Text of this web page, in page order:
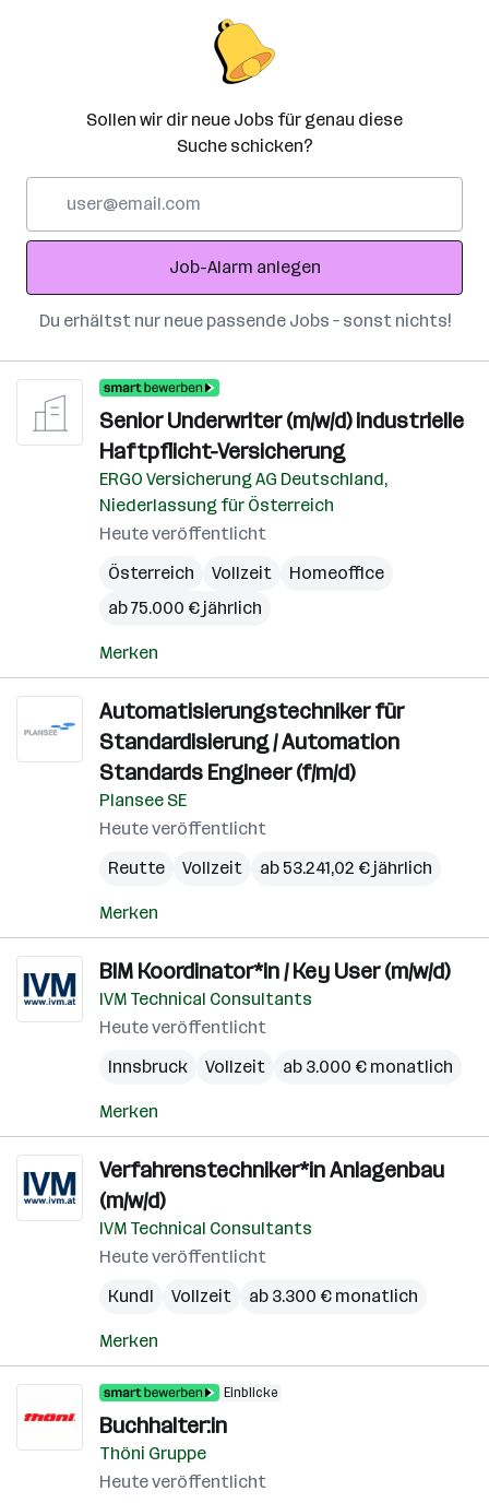
Sollen wir dir neue Jobs für genau diese
Suche schicken?
Adresse
Job-Alarm anlegen
Du erhältst nur neue passende Jobs – sonst nichts!
Senior Underwriter (m/w/d) industrielle
Haftpflicht-Versicherung
ERGO Versicherung AG Deutschland,
Niederlassung für Österreich
Heute veröffentlicht
Österreich
Vollzeit
Homeoffice
ab 75.000 € jährlich
Merken
Automatisierungstechniker für
Standardisierung / Automation
Standards Engineer (f/m/d)
Plansee SE
Heute veröffentlicht
Reutte
Vollzeit ab 53.241,02 € jährlich
Merken
BIM Koordinator*in / Key User (m/w/d)
IVM Technical Consultants
Heute veröffentlicht
Innsbruck
Vollzeit ab 3.000 € monatlich
Merken
Verfahrenstechniker*in Anlagenbau
(m/w/d)
IVM Technical Consultants
Heute veröffentlicht
Kundl
Vollzeit ab 3.300 € monatlich
Merken
Einblicke
Buchhalter:in
Thöni Gruppe
Heute veröffentlicht